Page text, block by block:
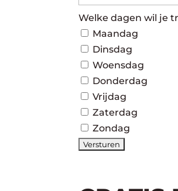
Welke dagen wil je
Maandag
Dinsdag
Woensdag
Donderdag
Vrijdag
Zaterdag
Zondag